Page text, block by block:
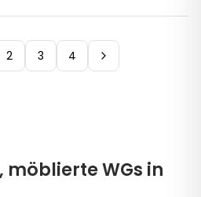
2 3 4
möblierte WGs in